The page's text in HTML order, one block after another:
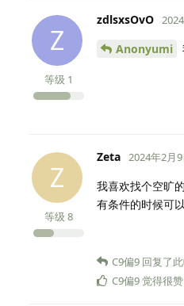
Z
zdlsxsOvO
等级 1
Anonyumi
Z
Zeta
等级 8
2024年2月9
我喜欢找个空旷
有条件的时候可
C9偏9 回复了
C9偏9觉得很赞